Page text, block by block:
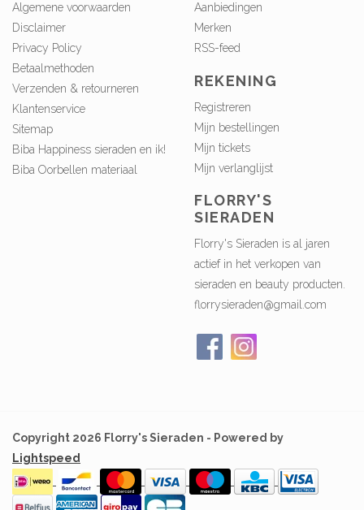
Algemene voorwaarden
Disclaimer
Privacy Policy
Betaalmethoden
Verzenden & retourneren
Klantenservice
Sitemap
Biba Happiness sieraden en ik!
Biba Oorbellen materiaal
Aanbiedingen
Merken
RSS-feed
REKENING
Registreren
Mijn bestellingen
Mijn tickets
Mijn verlanglijst
FLORRY'S
SIERADEN
Florry's Sieraden is al jaren
actief in het verkopen van
sieraden en beauty producten.
florrysieraden@gmail.com
Copyright 2026 Florry's Sieraden - Powered by
Lightspeed